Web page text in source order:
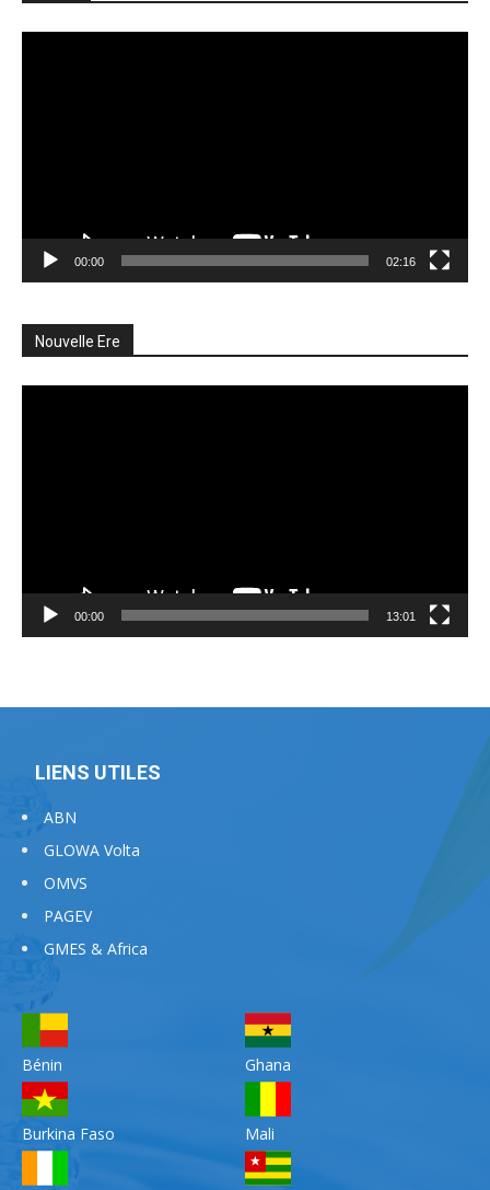
00:00 02:16
Nouvelle Ere
00:00 13:01
LIENS UTILES
ABN
GLOWA Volta
OMVS
PAGEV
GMES & Africa
Bénin
Burkina Faso
Ghana
Mali